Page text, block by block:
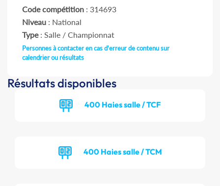
Code compétition : 314693
Niveau : National
Type: Salle / Championnat
Personnes à contacter en cas d'erreur de contenu sur
calendrier ou résultats
Résultats disponibles
400 Haies salle / TCF
400 Haies salle / TCM